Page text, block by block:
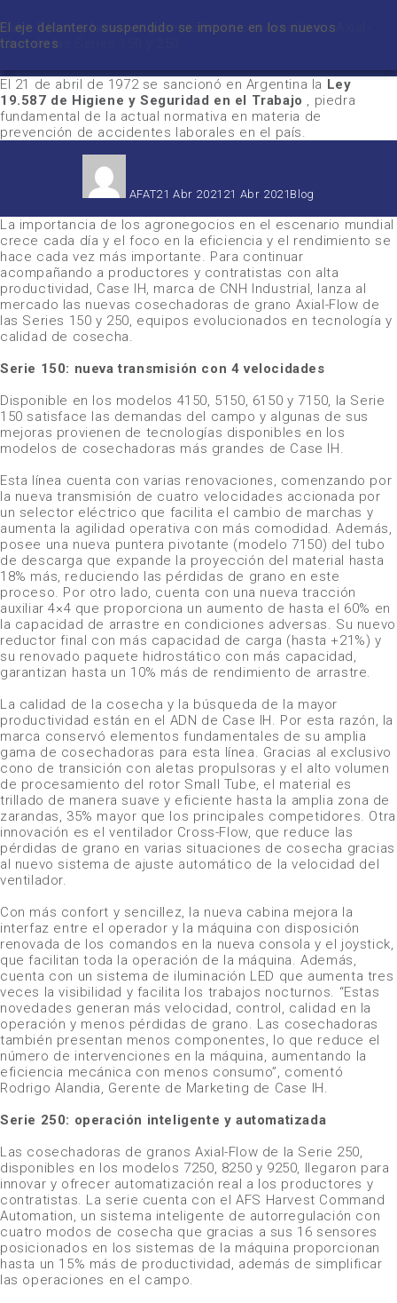
Mes: abril 2021
22 de abril, día mundial de la Tierra
AutorPublicado
21 de abril – día de la Higiene y Seguridad en el Trabajo
El 21 de abril de 1972 se sancionó en Argentina la Ley
19.587 de Higiene y Seguridad en el Trabajo , piedra
fundamental de la actual normativa en materia de
prevención de accidentes laborales en el país.
AFAT21 Abr 2021 21 Abr 2021 Blog
Case IH lanza la nueva generación de cosechadoras Axial-
Flow de las Series 150 y 250
La importancia de los agronegocios en el escenario mundial
crece cada día y el foco en la eficiencia y el rendimiento se
hace cada vez más importante. Para continuar
acompañando a productores y contratistas con alta
productividad, Case IH, marca de CNH Industrial, lanza al
mercado las nuevas cosechadoras de grano Axial-Flow de
las Series 150 y 250, equipos evolucionados en tecnología y
calidad de cosecha.
Serie 150: nueva transmisión con 4 velocidades
Disponible en los modelos 4150, 5150, 6150 y 7150, la Serie
150 satisface las demandas del campo y algunas de sus
mejoras provienen de tecnologías disponibles en los
modelos de cosechadoras más grandes de Case IH.
Esta línea cuenta con varias renovaciones, comenzando por
la nueva transmisión de cuatro velocidades accionada por
un selector eléctrico que facilita el cambio de marchas y
aumenta la agilidad operativa con más comodidad. Además,
posee una nueva puntera pivotante (modelo 7150) del tubo
de descarga que expande la proyección del material hasta
18% más, reduciendo las pérdidas de grano en este
proceso. Por otro lado, cuenta con una nueva tracción
auxiliar 4×4 que proporciona un aumento de hasta el 60% en
la capacidad de arrastre en condiciones adversas. Su nuevo
reductor final con más capacidad de carga (hasta +21%) y
su renovado paquete hidrostático con más capacidad,
garantizan hasta un 10% más de rendimiento de arrastre.
La calidad de la cosecha y la búsqueda de la mayor
productividad están en el ADN de Case IH. Por esta razón, la
marca conservó elementos fundamentales de su amplia
gama de cosechadoras para esta línea. Gracias al exclusivo
cono de transición con aletas propulsoras y el alto volumen
de procesamiento del rotor Small Tube, el material es
trillado de manera suave y eficiente hasta la amplia zona de
zarandas, 35% mayor que los principales competidores. Otra
innovación es el ventilador Cross-Flow, que reduce las
pérdidas de grano en varias situaciones de cosecha gracias
al nuevo sistema de ajuste automático de la velocidad del
ventilador.
Con más confort y sencillez, la nueva cabina mejora la
interfaz entre el operador y la máquina con disposición
renovada de los comandos en la nueva consola y el joystick,
que facilitan toda la operación de la máquina. Además,
cuenta con un sistema de iluminación LED que aumenta tres
veces la visibilidad y facilita los trabajos nocturnos. “Estas
novedades generan más velocidad, control, calidad en la
operación y menos pérdidas de grano. Las cosechadoras
también presentan menos componentes, lo que reduce el
número de intervenciones en la máquina, aumentando la
eficiencia mecánica con menos consumo”, comentó
Rodrigo Alandia, Gerente de Marketing de Case IH.
Serie 250: operación inteligente y automatizada
Las cosechadoras de granos Axial-Flow de la Serie 250,
disponibles en los modelos 7250, 8250 y 9250, llegaron para
innovar y ofrecer automatización real a los productores y
contratistas. La serie cuenta con el AFS Harvest Command
Automation, un sistema inteligente de autorregulación con
cuatro modos de cosecha que gracias a sus 16 sensores
posicionados en los sistemas de la máquina proporcionan
hasta un 15% más de productividad, además de simplificar
las operaciones en el campo.
El eje delantero suspendido se impone en los nuevos
tractores